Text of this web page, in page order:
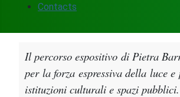
Contacts
Il percorso espositivo di Pietra
per la forza espressiva della luce
istituzioni culturali e spazi pubblici.